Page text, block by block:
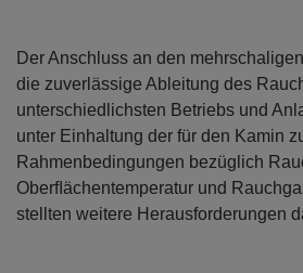
Der Anschluss an den
die zuverlässige Ableitung des
unterschiedlichsten Betriebs und
unter Einhaltung der für den Kamin
Rahmenbedingungen bezüglich
Oberﬂächentemperatur und
stellten weitere Herausforderungen